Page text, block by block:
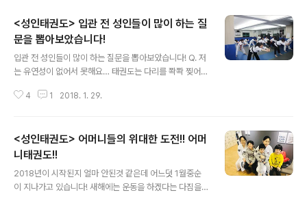
<성인태권도> 입관 전 성인들이 많이 하는 질
문을 뽑아보았습니다!
입관 전 성인들이 많이 하는 질문을 뽑아보았습니다! Q. 저
는 유연성이 없어서 못해요… 태권도는 다리를 쫙쫙 찢어야
터 말하자면 유연성이 있건 없건 태권도를 즐기는 것은 아
는 운동 중 난이도가 매우 낮은 편에 속한다. Q. 태권도하면
대련을 해야 하는데 무서워요. 다른 사람과 대련은 정말 두
려울 것 같다. 하지만 태권도 대련을 하려면 어느 정도 수준
이 높아진 상태가 아닌 이상 할 수 있는 과목이 아니다. 초,
중급자에게 겨루기를 시키는 지도자는 없을 것이다. 다만
4 1 2018. 1. 29.
<성인태권도> 어머니들의 위대한 도전!! 어머
니태권도!!
2018년이 시작된지 얼마 안된것 같은데 어느덧 1월중순
이 지나가고 있습니다! 새해에는 운동을 하겠다는 다짐을